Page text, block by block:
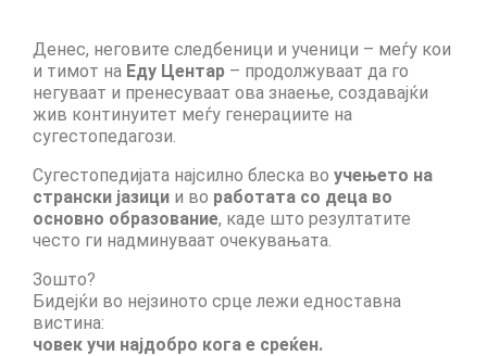
North Macedonia Skopje
Skopje Applied arts programme | Day 1
Skopje Applied arts programme | Day 2
Skopje Applied arts programme | Day 3
Skopje Applied arts programme | Day 4
Skopje Applied arts programme | Day 5
Applied art program in Skopje
Денес, неговите следбеници и ученици – меѓу кои
и тимот на Еду Центар – продолжуваат да го
негуваат и пренесуваат ова знаење, создавајќи
жив континуитет меѓу генерациите на
сугестопедагози.
Сугестопедијата најсилно блеска во учењето на
странски јазици и во работата со деца во
основно образование, каде што резултатите
често ги надминуваат очекувањата.
Зошто?
Бидејќи во нејзиното срце лежи едноставна
вистина:
човек учи најдобро кога е среќен.